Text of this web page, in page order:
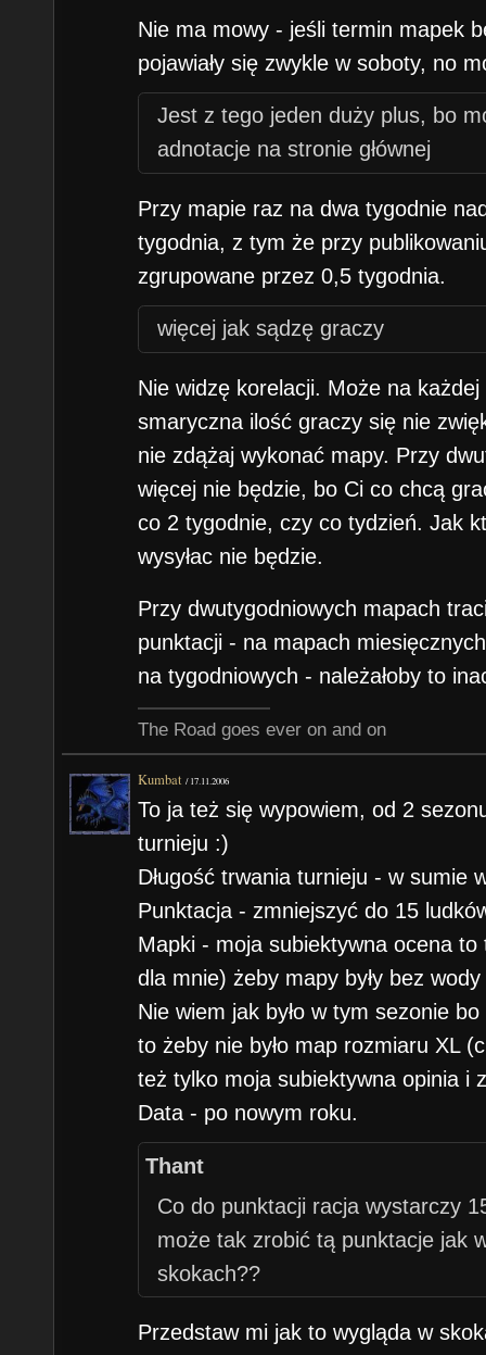
Nie ma mowy - jeśli termin mapek
pojawiały się zwykle w soboty, no
Jest z tego jeden duży plus, bo
adnotacje na stronie głównej
Przy mapie raz na dwa tygodnie
tygodnia, z tym że przy
zgrupowane przez 0,5 tygodnia.
więcej jak sądzę graczy
Nie widzę korelacji. Może na
smaryczna ilość graczy się nie
nie zdążaj wykonać mapy. Przy
więcej nie będzie, bo Ci co chcą
co 2 tygodnie, czy co tydzień. Jak
wysyłac nie będzie.
Przy dwutygodniowych mapach
punktacji - na mapach
na tygodniowych - należałoby to
The Road goes ever on and on
Kumbat /17.11.2006
To ja też się wypowiem, od 2
turnieju :)
Długość trwania turnieju - w sumie
Punktacja - zmniejszyć do 15
Mapki - moja subiektywna ocena
dla mnie) żeby mapy były bez
Nie wiem jak było w tym sezonie
to żeby nie było map rozmiaru XL
też tylko moja subiektywna opinia i
Data - po nowym roku.
Thant
Co do punktacji racja wystarczy
może tak zrobić tą punktacje jak
skokach??
Przedstaw mi jak to wygląda w